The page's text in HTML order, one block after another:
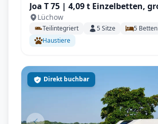
Joa T 75 | 4,09 t Einzelbetten, großes
Raumgefühl mit Solar, Elekt.
165PS, über 3,5t
Lüchow
Teilintegriert 5Sitze 5 Betten
Haustiere
Direkt buchbar